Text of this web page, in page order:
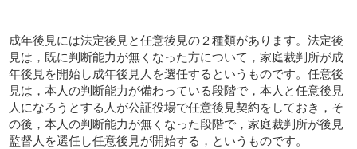
成年後見には法定後見と任意後見の２種類があります。法定後
見は，既に判断能力が無くなった方について，家庭裁判所が成
年後見を開始し成年後見人を選任するというものです。任意後
見は，本人の判断能力が備わっている段階で，本人と任意後見
人になろうとする人が公証役場で任意後見契約をしておき，そ
の後，本人の判断能力が無くなった段階で，家庭裁判所が後見
監督人を選任し任意後見が開始する，というものです。